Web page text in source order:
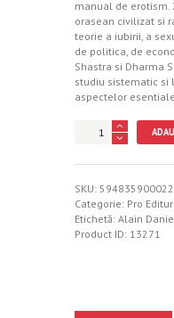
manual de erotism.
orasean civilizat si
teorie a iubirii, a
de politica, de
Shastra si Dharma
studiu sistematic si
aspectelor
Cantitate
Breviarul
amorului
SKU:
Categorie: Pro
Etichetă: Alain
Product ID: 13271